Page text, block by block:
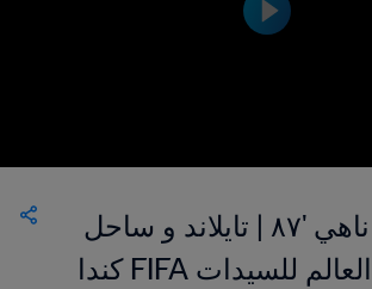
هدف جوزيه ناهي '٨٧ | تايلاند و ساحل
العاج | كأس العالم للسيدات FIFA كندا